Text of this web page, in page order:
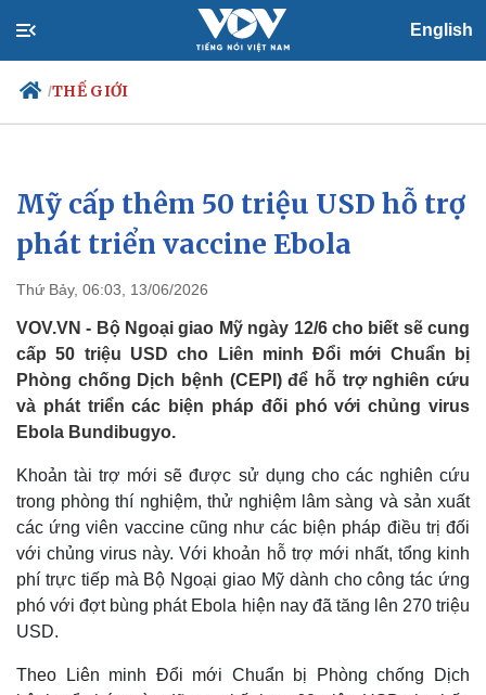
English
/THẾ GIỚI
Chính trị
Đảng
Tổ chức nhân sự
Nhận diện sự thật
Xã hội
Tin 24h
Dự báo thời tiết
Việc làm
Biển đảo
Mỹ cấp thêm 50 triệu USD hỗ trợ
phát triển vaccine Ebola
Thứ Bảy, 06:03, 13/06/2026
VOV.VN - Bộ Ngoại giao Mỹ ngày 12/6 cho biết sẽ cung
cấp 50 triệu USD cho Liên minh Đổi mới Chuẩn bị
Phòng chống Dịch bệnh (CEPI) để hỗ trợ nghiên cứu
và phát triển các biện pháp đối phó với chủng virus
Ebola Bundibugyo.
Khoản tài trợ mới sẽ được sử dụng cho các nghiên cứu
trong phòng thí nghiệm, thử nghiệm lâm sàng và sản xuất
các ứng viên vaccine cũng như các biện pháp điều trị đối
với chủng virus này. Với khoản hỗ trợ mới nhất, tổng kinh
phí trực tiếp mà Bộ Ngoại giao Mỹ dành cho công tác ứng
phó với đợt bùng phát Ebola hiện nay đã tăng lên 270 triệu
USD.
Theo Liên minh Đổi mới Chuẩn bị Phòng chống Dịch